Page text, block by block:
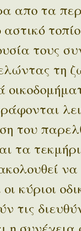
απο τα
τους
τη
του
τα
κύριοι
τις